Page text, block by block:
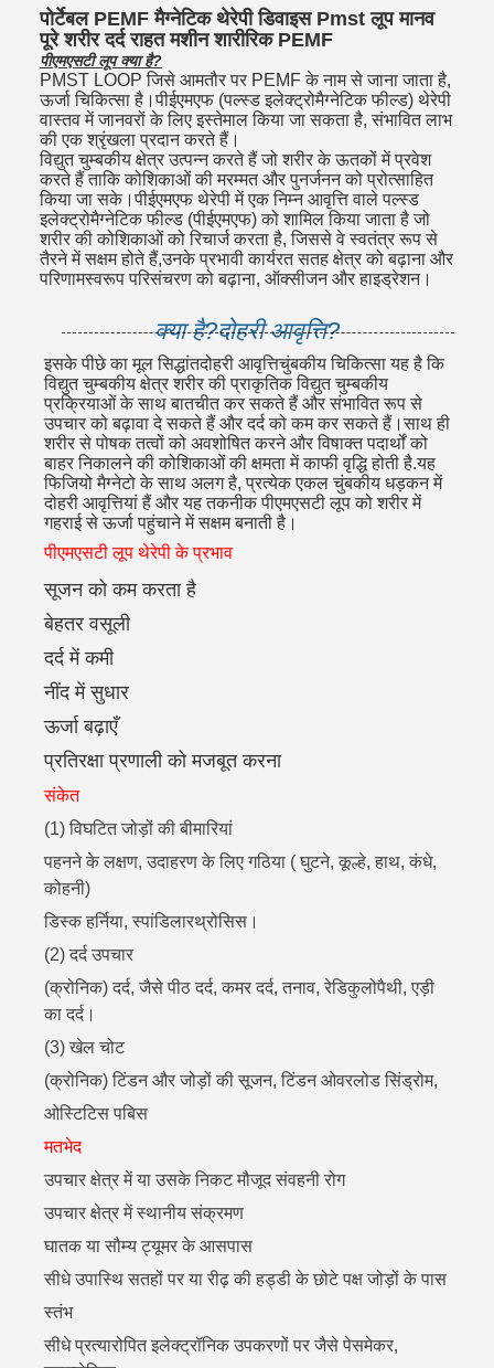
पोर्टेबल PEMF मैग्नेटिक थेरेपी डिवाइस Pmst लूप मानव
पूरे शरीर दर्द राहत मशीन शारीरिक PEMF
पीएमएसटी लूप क्या है?
PMST LOOP जिसे आमतौर पर PEMF के नाम से जाना जाता है,
ऊर्जा चिकित्सा है।पीईएमएफ (पल्स्ड इलेक्ट्रोमैग्नेटिक फील्ड) थेरेपी
वास्तव में जानवरों के लिए इस्तेमाल किया जा सकता है, संभावित लाभ
की एक श्रृंखला प्रदान करते हैं।
विद्युत चुम्बकीय क्षेत्र उत्पन्न करते हैं जो शरीर के ऊतकों में प्रवेश
करते हैं ताकि कोशिकाओं की मरम्मत और पुनर्जनन को प्रोत्साहित
किया जा सके।पीईएमएफ थेरेपी में एक निम्न आवृत्ति वाले पल्स्ड
इलेक्ट्रोमैग्नेटिक फील्ड (पीईएमएफ) को शामिल किया जाता है जो
शरीर की कोशिकाओं को रिचार्ज करता है, जिससे वे स्वतंत्र रूप से
तैरने में सक्षम होते हैं,उनके प्रभावी कार्यरत सतह क्षेत्र को बढ़ाना और
परिणामस्वरूप परिसंचरण को बढ़ाना, ऑक्सीजन और हाइड्रेशन।
क्या है?दोहरी आवृत्ति?
इसके पीछे का मूल सिद्धांतदोहरी आवृत्तिचुंबकीय चिकित्सा यह है कि
विद्युत चुम्बकीय क्षेत्र शरीर की प्राकृतिक विद्युत चुम्बकीय
प्रक्रियाओं के साथ बातचीत कर सकते हैं और संभावित रूप से
उपचार को बढ़ावा दे सकते हैं और दर्द को कम कर सकते हैं।साथ ही
शरीर से पोषक तत्वों को अवशोषित करने और विषाक्त पदार्थों को
बाहर निकालने की कोशिकाओं की क्षमता में काफी वृद्धि होती है.यह
फिजियो मैग्नेटो के साथ अलग है, प्रत्येक एकल चुंबकीय धड़कन में
दोहरी आवृत्तियां हैं और यह तकनीक पीएमएसटी लूप को शरीर में
गहराई से ऊर्जा पहुंचाने में सक्षम बनाती है।
पीएमएसटी लूप थेरेपी के प्रभाव
सूजन को कम करता है
बेहतर वसूली
दर्द में कमी
नींद में सुधार
ऊर्जा बढ़ाएँ
प्रतिरक्षा प्रणाली को मजबूत करना
संकेत
(1) विघटित जोड़ों की बीमारियां
पहनने के लक्षण, उदाहरण के लिए गठिया ( घुटने, कूल्हे, हाथ, कंधे,
कोहनी)
डिस्क हर्निया, स्पांडिलारथ्रोसिस।
(2) दर्द उपचार
(क्रोनिक) दर्द, जैसे पीठ दर्द, कमर दर्द, तनाव, रेडिकुलोपैथी, एड़ी
का दर्द।
(3) खेल चोट
(क्रोनिक) टिंडन और जोड़ों की सूजन, टिंडन ओवरलोड सिंड्रोम,
ओस्टिटिस पबिस
मतभेद
उपचार क्षेत्र में या उसके निकट मौजूद संवहनी रोग
उपचार क्षेत्र में स्थानीय संक्रमण
घातक या सौम्य ट्यूमर के आसपास
सीधे उपास्थि सतहों पर या रीढ़ की हड्डी के छोटे पक्ष जोड़ों के पास
स्तंभ
सीधे प्रत्यारोपित इलेक्ट्रॉनिक उपकरणों पर जैसे पेसमेकर,